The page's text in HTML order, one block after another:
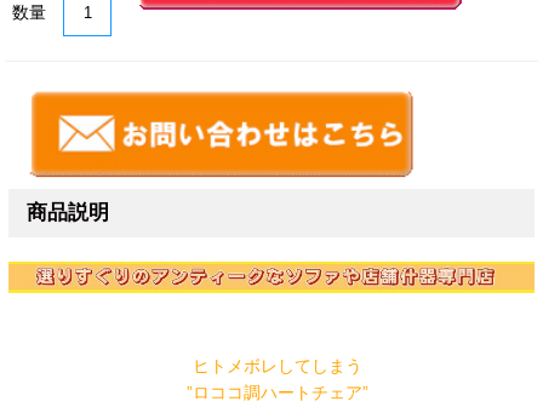
数量
商品説明
ヒトメボレしてしまう
”ロココ調ハートチェア”